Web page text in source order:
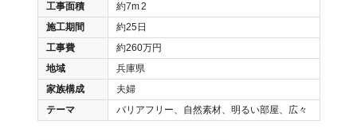
工事面積
約7m2
施工期間
約25日
工事費
約260万円
地域
兵庫県
家族構成
夫婦
テーマ
バリアフリー、自然素材、明るい部屋、広々